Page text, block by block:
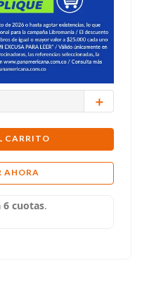
＋
CARRITO
AHORA